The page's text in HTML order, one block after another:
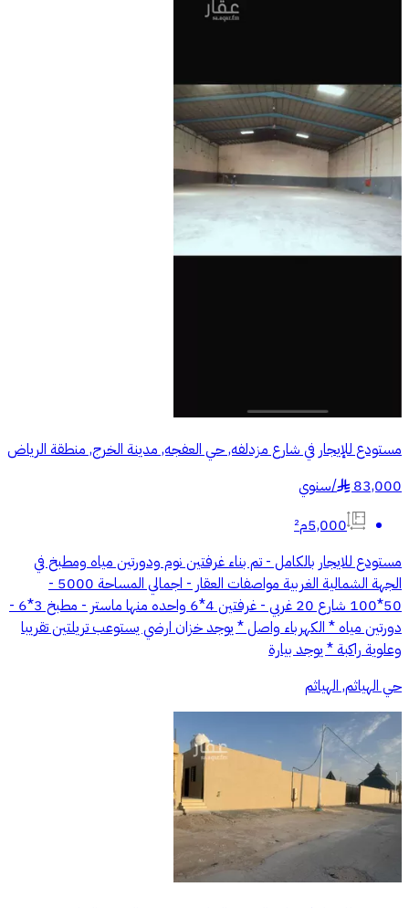
مستودع للإيجار في شارع مزدلفه, حي العفجه, مدينة الخرج, منطقة الرياض
83,000
§
/سنوي
5,000م²
مستودع للايجار بالكامل - تم بناء غرفتين نوم ودورتين مياه ومطبخ في
الجهة الشمالية الغربية مواصفات العقار - اجمالي المساحة 5000 -
50*100 شارع 20 غربي - غرفتين 4*6 واحده منها ماستر - مطبخ 3*6 -
دورتين مياه * الكهرباء واصل * يوجد خزان ارضي يستوعب تريلتين تقريبا
وعلوية راكبة * يوجد بيارة
حي الهياثم, الهياثم